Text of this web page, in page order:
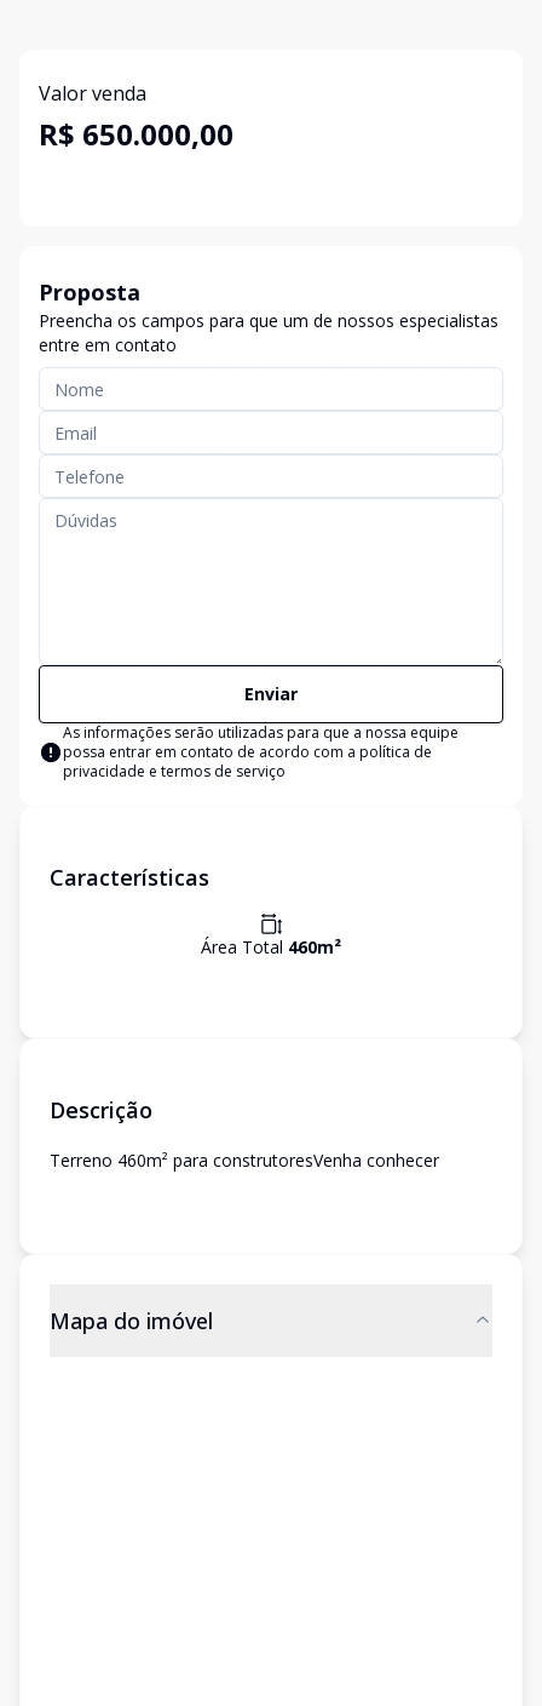
Valor venda
R$ 650.000,00
Proposta
Preencha os campos para que um de nossos especialistas
entre em contato
Enviar
As informações serão utilizadas para que a nossa equipe
possa entrar em contato de acordo com a política de
privacidade e termos de serviço
Características
Área Total 460m²
Descrição
Terreno 460m² para construtoresVenha conhecer
Mapa do imóvel